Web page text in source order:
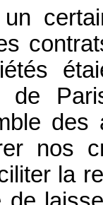
de
nos
la